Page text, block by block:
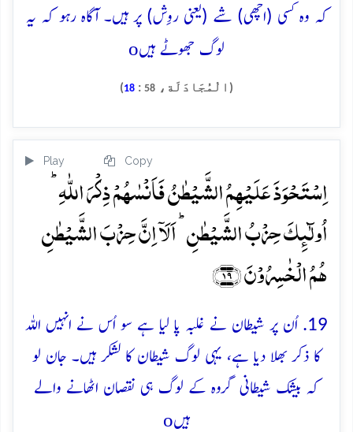
کہ وہ کسی (اچھی) شے (یعنی روِش) پر ہیں۔ آگاہ رہو کہ یہ
لوگ جھوٹے ہیںo
(الْمُجَادَلَة، 58
:
18
)
Play Copy
اِسۡتَحۡوَذَ عَلَیۡہِمُ الشَّیۡطٰنُ فَاَنۡسٰہُمۡ ذِکۡرَ اللّٰہِ ؕ
اُولٰٓئِکَ حِزۡبُ الشَّیۡطٰنِ ؕ اَلَاۤ اِنَّ حِزۡبَ الشَّیۡطٰنِ
ہُمُ الۡخٰسِرُوۡنَ ﴿۱۹﴾
19. اُن پر شیطان نے غلبہ پا لیا ہے سو اُس نے انہیں اللہ
کا ذکر بھلا دیا ہے، یہی لوگ شیطان کا لشکر ہیں۔ جان لو
کہ بیشک شیطانی گروہ کے لوگ ہی نقصان اٹھانے والے
ہیںo